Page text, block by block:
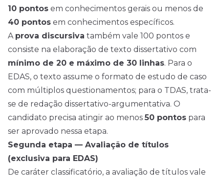
10 pontos em conhecimentos gerais ou menos de
40 pontos em conhecimentos específicos.
A prova discursiva também vale 100 pontos e
consiste na elaboração de texto dissertativo com
mínimo de 20 e máximo de 30 linhas. Para o
EDAS, o texto assume o formato de estudo de caso
com múltiplos questionamentos; para o TDAS, trata-
se de redação dissertativo-argumentativa. O
candidato precisa atingir ao menos 50 pontos para
ser aprovado nessa etapa.
Segunda etapa — Avaliação de títulos
(exclusiva para EDAS)
De caráter classificatório, a avaliação de títulos vale